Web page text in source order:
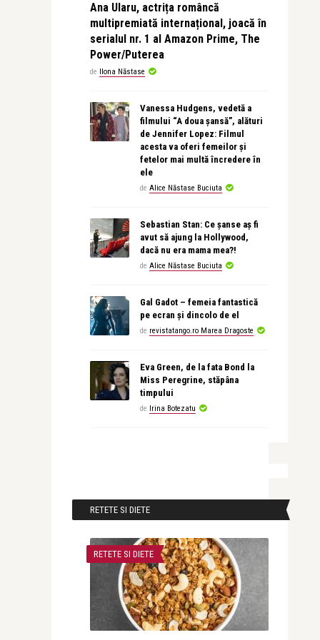
Ana Ularu, actrița româncă
multipremiată internațional, joacă în
serialul nr. 1 al Amazon Prime, The
Power/Puterea
de Ilona Năstase
Vanessa Hudgens, vedetă a
filmului “A doua șansă”, alături
de Jennifer Lopez: Filmul
acesta va oferi femeilor și
fetelor mai multă încredere în
ele
de Alice Năstase Buciuta
Sebastian Stan: Ce șanse aș fi
avut să ajung la Hollywood,
dacă nu era mama mea?!
de Alice Năstase Buciuta
Gal Gadot – femeia fantastică
pe ecran și dincolo de el
de revistatango.ro Marea Dragoste
Eva Green, de la fata Bond la
Miss Peregrine, stăpâna
timpului
de Irina Botezatu
RETETE SI DIETE
RETETE SI DIETE